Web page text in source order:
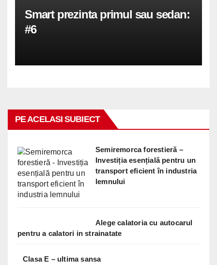
Smart prezinta primul sau sedan:
#6
PE ACELASI SUBIECT
Semiremorca forestieră –
Investiția esențială pentru un
transport eficient în industria
lemnului
Alege calatoria cu autocarul
pentru a calatori in strainatate
Clasa E – ultima sansa